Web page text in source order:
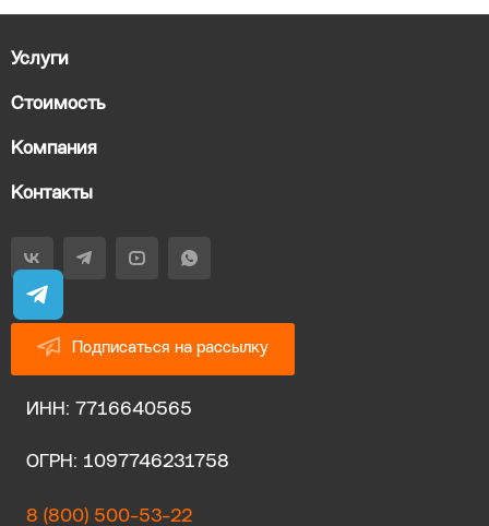
Услуги
Стоимость
Компания
Контакты
Подписаться на рассылку
ИНН: 7716640565
ОГРН: 1097746231758
8 (800) 500-53-22